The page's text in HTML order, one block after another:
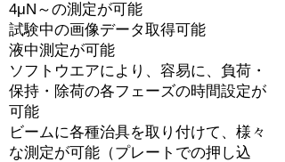
4μN～の測定が可能
試験中の画像データ取得可能
液中測定が可能
ソフトウエアにより、容易に、負荷・
保持・除荷の各フェーズの時間設定が
可能
ビームに各種治具を取り付けて、様々
な測定が可能（プレートでの押し込